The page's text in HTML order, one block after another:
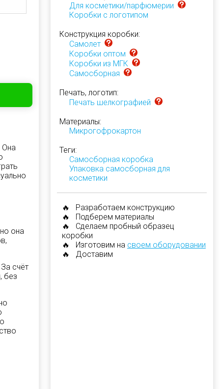
Она
она
счёт
без
Для косметики/парфюмерии
Коробки с логотипом
Конструкция коробки:
Самолет
Коробки оптом
Коробки из МГК
Самосборная
Печать, логотип:
Печать шелкографией
Материалы:
Микрогофрокартон
Теги:
Самосборная коробка
Упаковка самосборная для
косметики
🔥 Разработаем конструкцию
🔥 Подберем материалы
🔥 Сделаем пробный образец
коробки
🔥 Изготовим на своем оборудовании
🔥 Доставим